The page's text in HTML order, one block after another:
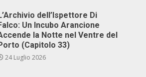
dell’Ispettore Di
Un Incubo Arancione
la Notte nel Ventre del
(Capitolo 33)
24 Luglio 2026